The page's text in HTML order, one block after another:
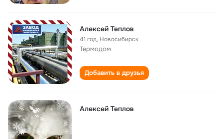
Алексей Теплов
41 год, Новосибирск
Термодом
Добавить в друзья
Алексей Теплов